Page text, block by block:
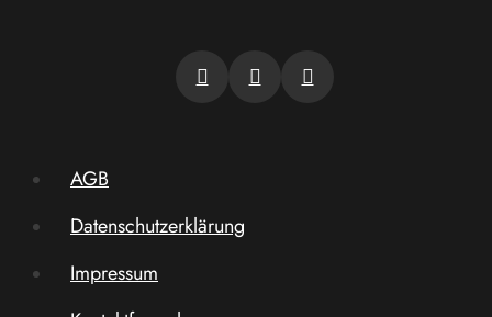
AGB
Datenschutzerklärung
Impressum